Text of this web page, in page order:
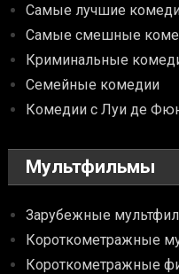
Самые лучшие
Самые смешные
Криминальные
Семейные комедии
Комедии с Луи де
Мультфильмы
Зарубежные
Короткометражные
Короткометражные